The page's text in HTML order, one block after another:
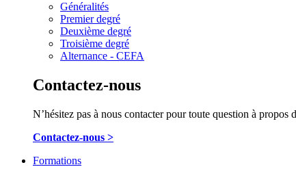
Généralités
Premier degré
Deuxième degré
Troisième degré
Alternance - CEFA
Contactez-nous
N’hésitez pas à nous contacter pour toute question à
Contactez-nous >
Formations